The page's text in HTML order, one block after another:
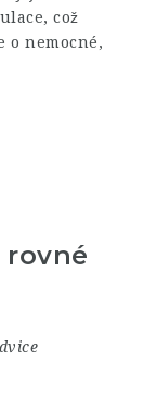
což
o nemocné,
rovné